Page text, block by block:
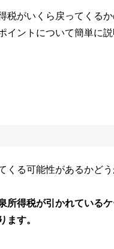
税がいくら戻ってくる
イントについて簡単に説
る可能性があるかどう
所得税が引かれている
ます。